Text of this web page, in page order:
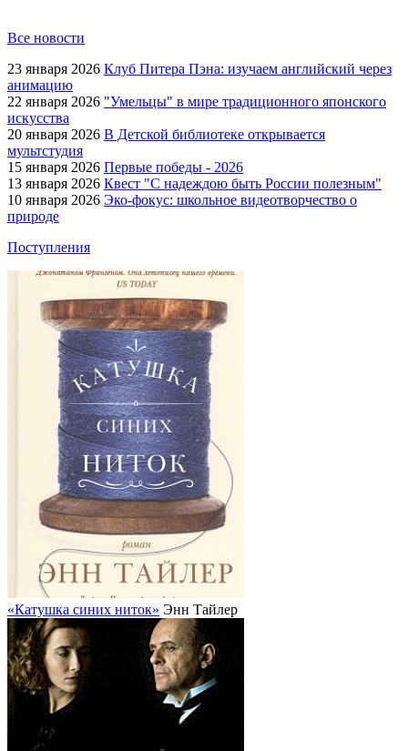
Все новости
23 января 2026 Клуб Питера Пэна: изучаем английский через
анимацию
22 января 2026 "Умельцы" в мире традиционного японского
искусства
20 января 2026 В Детской библиотеке открывается
мультстудия
15 января 2026 Первые победы - 2026
13 января 2026 Квест "С надеждою быть России полезным"
10 января 2026 Эко-фокус: школьное видеотворчество о
природе
Поступления
«Катушка синих ниток» Энн Тайлер